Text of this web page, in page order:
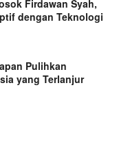
Firdawan Syah,
dengan Teknologi
Pulihkan
yang Terlanjur